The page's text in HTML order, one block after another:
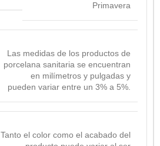
Primavera
Las medidas de los productos de
porcelana sanitaria se encuentran
en milímetros y pulgadas y
pueden variar entre un 3% a 5%.
Tanto el color como el acabado del